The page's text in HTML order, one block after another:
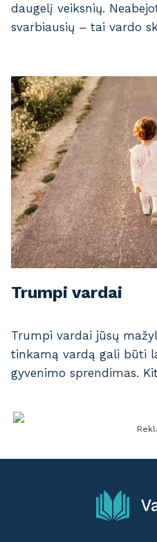
daugelį veiksnių.
svarbiausių – tai vardo
Trumpi vardai
Trumpi vardai jūsų
tinkamą vardą gali būti
gyvenimo sprendimas.